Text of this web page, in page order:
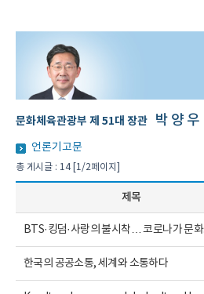
문화체육관광부 제 51대 장관 박양우
언론기고문
총 게시글 : 14 [1/2페이지]
제목
BTS·
한국의 공공소통, 세계와 소통하다